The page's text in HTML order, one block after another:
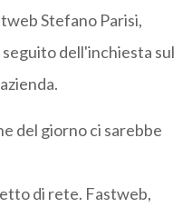
Stefano Parisi,
dell'inchiesta sul
del giorno ci sarebbe
di rete. Fastweb,